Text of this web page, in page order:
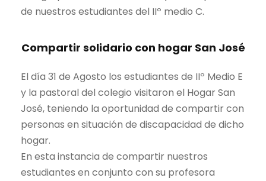
de nuestros estudiantes del IIº medio C.
Compartir solidario con hogar San José
El día 31 de Agosto los estudiantes de IIº Medio E
y la pastoral del colegio visitaron el Hogar San
José, teniendo la oportunidad de compartir con
personas en situación de discapacidad de dicho
hogar.
En esta instancia de compartir nuestros
estudiantes en conjunto con su profesora